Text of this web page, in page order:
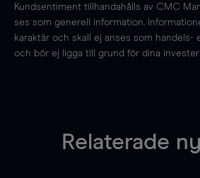
Kundsentiment tillhandahålls av CMC
ses som generell information.
karaktär och skall ej anses som handels-
och bör ej ligga till grund för dina
Relaterade